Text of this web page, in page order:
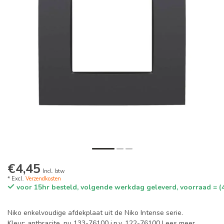
€4,45 Incl. btw
* Excl. Verzendkosten
voor 15hr besteld, volgende werkdag geleverd, voorraad =
Niko enkelvoudige afdekplaat uit de Niko Intense serie.